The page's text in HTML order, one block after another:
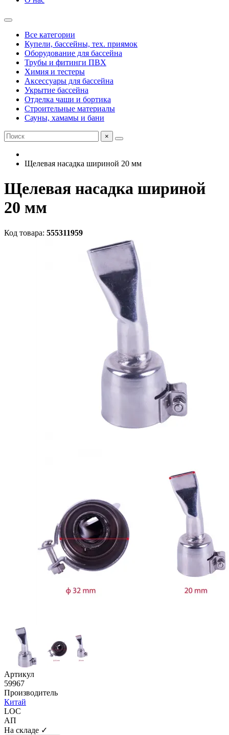
Все категории
Купели, бассейны, тех. приямок
Оборудование для бассейна
Трубы и фитинги ПВХ
Химия и тестеры
Аксессуары для бассейна
Укрытие бассейна
Отделка чаши и бортика
Строительные материалы
Сауны, хамамы и бани
×
Щелевая насадка шириной 20 мм
Щелевая насадка шириной
20 мм
Код товара: 555311959
Артикул
59967
Производитель
Китай
LOC
АП
На складе ✓